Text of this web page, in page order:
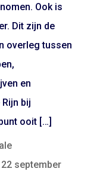
Ook is
Dit zijn de
overleg tussen
en
bij
ooit […]
september